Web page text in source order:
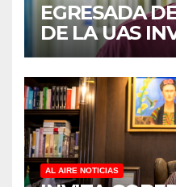
EGRESADA
DE LA UAS
ANTICIPADO
EN
ADULTOS
AL AIRE NOTICIAS